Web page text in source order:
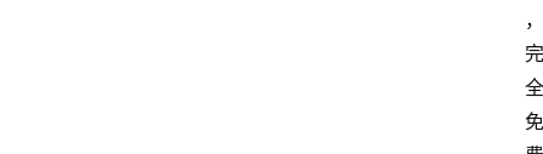
，
完
全
免